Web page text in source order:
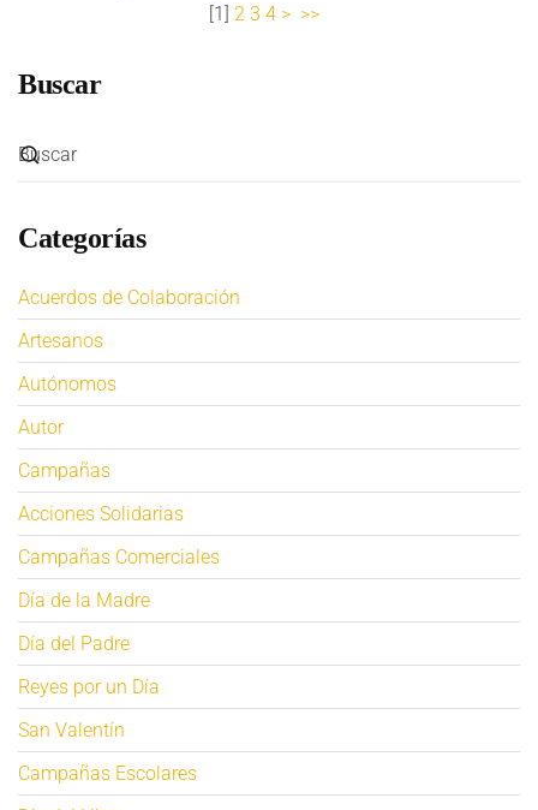
[1] 2 3 4 > >>
Buscar
Categorías
Acuerdos de Colaboración
Artesanos
Autónomos
Autor
Campañas
Acciones Solidarias
Campañas Comerciales
Día de la Madre
Día del Padre
Reyes por un Día
San Valentín
Campañas Escolares